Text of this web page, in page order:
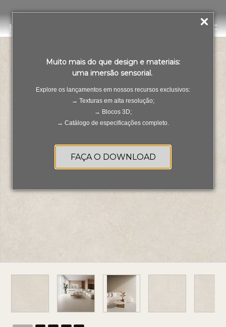
Muito mais do que design e materiais:
uma imersão sensorial.
Explore os lançamentos em nossos recursos exclusivos:
→ Texturas em alta resolução;
→ Blocos 3D;
→ Catálogo de especificações completo.
FAÇA O DOWNLOAD